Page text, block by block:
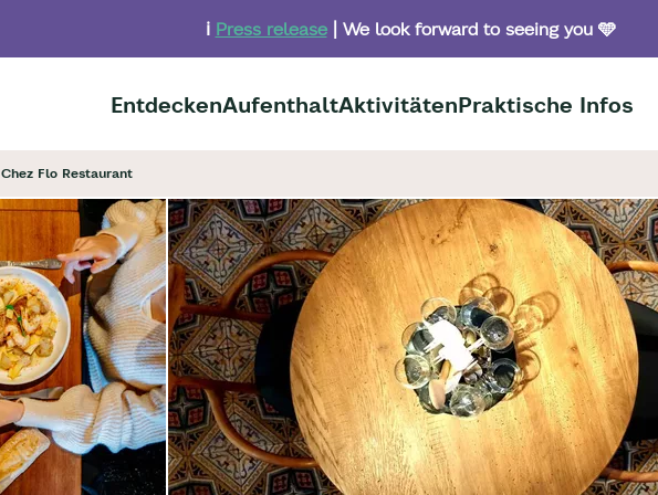
ℹ️ Press release| We look forward to seeing you 🩵
EntdeckenAufenthaltAktivitätenPraktische Infos
Chez Flo Restaurant